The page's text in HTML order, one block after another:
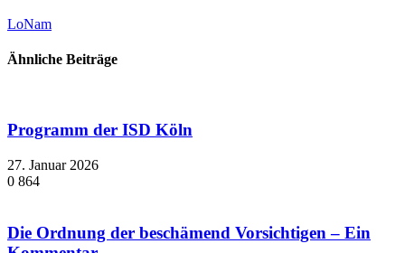
LoNam
Ähnliche Beiträge
Programm der ISD Köln
27. Januar 2026
0 864
Die Ordnung der beschämend Vorsichtigen – Ein